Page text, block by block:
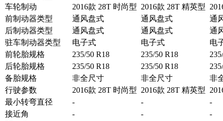
车轮制动
2016款 28T 时尚型 2016款 28T 精英型
前制动器类型
通风盘式 通风盘式
通
后制动器类型
通风盘式 通风盘式
通
驻车制动器类型
电子式 电子式
电
前轮胎规格
235/50 R18 235/50 R18
后轮胎规格
235/50 R18 235/50 R18
备胎规格
非全尺寸 非全尺寸
非
行驶参数
2016款 28T 时尚型 2016款 28T 精英型
最小转弯直径
- -
-
接近角
- -
-